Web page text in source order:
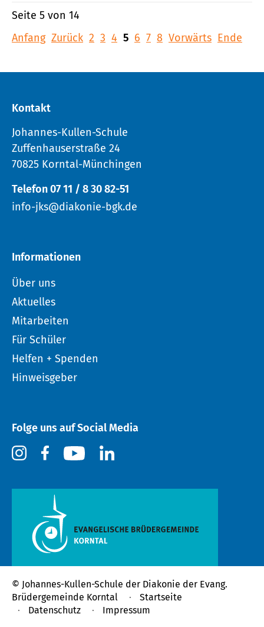
Seite 5 von 14
Anfang Zurück 2 3 4 5 6 7 8 Vorwärts Ende
Kontakt
Johannes-Kullen-Schule
Zuffenhauserstraße 24
70825 Korntal-Münchingen
Telefon 07 11 / 8 30 82-51
info-jks@diakonie-bgk.de
Informationen
Über uns
Aktuelles
Mitarbeiten
Für Schüler
Helfen + Spenden
Hinweisgeber
Folge uns auf Social Media
© Johannes-Kullen-Schule der Diakonie der Evang.
Brüdergemeinde Korntal
Startseite
Datenschutz
Impressum